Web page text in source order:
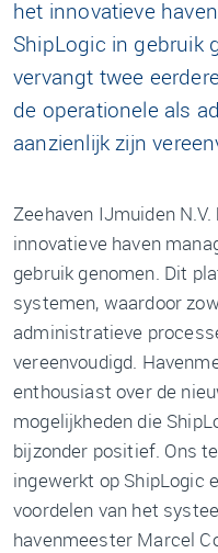
het innovatieve
ShipLogic in gebruik
vervangt twee
de operationele als
aanzienlijk zijn
Zeehaven IJmuiden
innovatieve haven
gebruik genomen. Dit
systemen, waardoor
administratieve
vereenvoudigd.
enthousiast over de
mogelijkheden die
bijzonder positief. Ons
ingewerkt op ShipLogic
voordelen van het
havenmeester Marcel